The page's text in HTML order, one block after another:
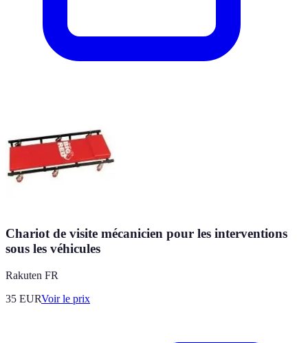
Chariot de visite mécanicien pour les interventions
sous les véhicules
Rakuten FR
35 EURVoir le prix